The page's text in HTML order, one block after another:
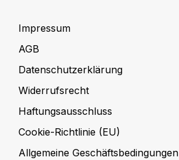
Impressum
AGB
Datenschutzerklärung
Widerrufsrecht
Haftungsausschluss
Cookie-Richtlinie (EU)
Allgemeine Geschäftsbedingungen